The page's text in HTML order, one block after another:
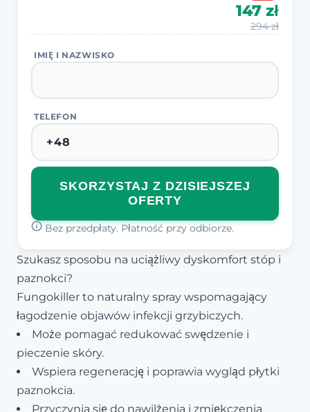
147 zł
294 zł
IMIĘ I NAZWISKO
TELEFON
SKORZYSTAJ Z DZISIEJSZEJ
OFERTY
Bez przedpłaty. Płatność przy odbiorze.
Szukasz sposobu na uciążliwy dyskomfort stóp i
paznokci?
Fungokiller to naturalny spray wspomagający
łagodzenie objawów infekcji grzybiczych.
Może pomagać redukować swędzenie i
pieczenie skóry.
Wspiera regenerację i poprawia wygląd płytki
paznokcia.
Przyczynia się do nawilżenia i zmiękczenia